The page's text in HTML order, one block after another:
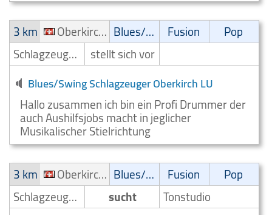
3 km
Oberkirch LU Blues/Swing Fusion
Pop
Schlagzeuger/Drummer
stellt sich vor
Blues/Swing Schlagzeuger Oberkirch LU
Hallo zusammen ich bin ein Profi Drummer der
auch Aushilfsjobs macht in jeglicher
Musikalischer Stielrichtung
3 km
Oberkirch LU Blues/Swing Fusion
Pop
Schlagzeuger/Drummer
sucht Tonstudio